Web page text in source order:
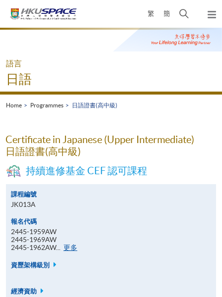
繁 簡
Open
search
panel
Main
語言
日語
Home Programmes 日語證書(高中級)
Certificate in Japanese (Upper Intermediate)
日語證書(高中級)
持續進修基金 CEF 認可課程
課程編號
JK013A
報名代碼
2445-1959AW
2445-1969AW
2445-1962AW...
更多
資歷架構級別
經濟資助